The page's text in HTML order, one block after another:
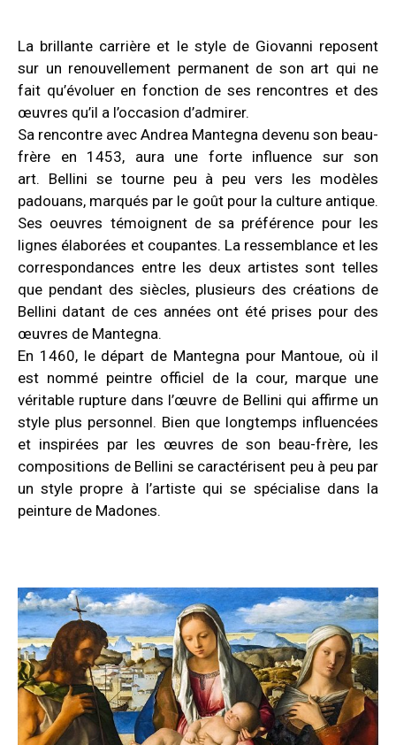
La brillante carrière et le style de Giovanni reposent
sur un renouvellement permanent de son art qui ne
fait qu’évoluer en fonction de ses rencontres et des
œuvres qu’il a l’occasion d’admirer.
Sa rencontre avec Andrea Mantegna devenu son beau-
frère en 1453, aura une forte influence sur son
art. Bellini se tourne peu à peu vers les modèles
padouans, marqués par le goût pour la culture antique.
Ses oeuvres témoignent de sa préférence pour les
lignes élaborées et coupantes. La ressemblance et les
correspondances entre les deux artistes sont telles
que pendant des siècles, plusieurs des créations de
Bellini datant de ces années ont été prises pour des
œuvres de Mantegna.
En 1460, le départ de Mantegna pour Mantoue, où il
est nommé peintre officiel de la cour, marque une
véritable rupture dans l’œuvre de Bellini qui affirme un
style plus personnel. Bien que longtemps influencées
et inspirées par les œuvres de son beau-frère, les
compositions de Bellini se caractérisent peu à peu par
un style propre à l’artiste qui se spécialise dans la
peinture de Madones.